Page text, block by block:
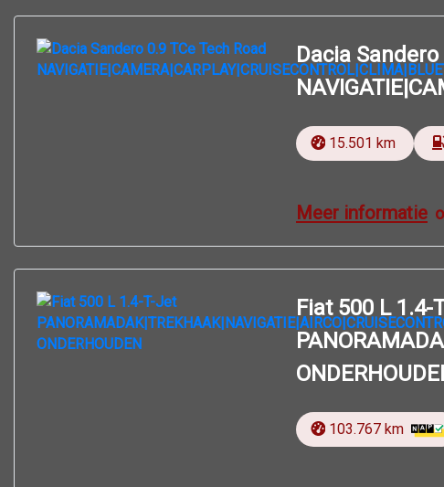
Dacia
15.501 km
Meer informatie
Fiat 500 L 1.4-
103.767 km